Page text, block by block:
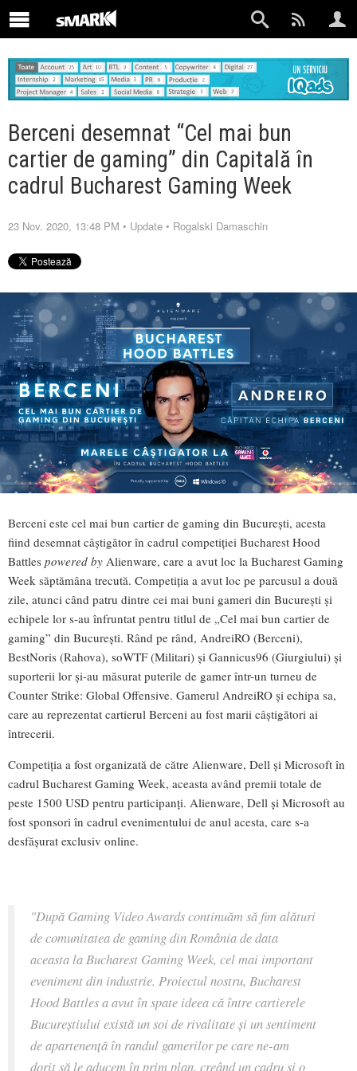
Berceni desemnat “Cel mai bun
cartier de gaming” din Capitală în
cadrul Bucharest Gaming Week
23 Nov. 2020, 13:48 PM • Update • Rogalski Damaschin
Berceni este cel mai bun cartier de gaming din București, acesta
fiind desemnat câștigător în cadrul competiției Bucharest Hood
Battles powered by Alienware, care a avut loc la Bucharest Gaming
Week săptămâna trecută. Competiția a avut loc pe parcusul a două
zile, atunci când patru dintre cei mai buni gameri din București și
echipele lor s-au înfruntat pentru titlul de „Cel mai bun cartier de
gaming” din București. Rând pe rând, AndreiRO (Berceni),
BestNoris (Rahova), soWTF (Militari) și Gannicus96 (Giurgiului) și
suporterii lor și-au măsurat puterile de gamer într-un turneu de
Counter Strike: Global Offensive. Gamerul AndreiRO și echipa sa,
care au reprezentat cartierul Berceni au fost marii câștigători ai
întrecerii.
Competiția a fost organizată de către Alienware, Dell și Microsoft în
cadrul Bucharest Gaming Week, aceasta având premii totale de
peste 1500 USD pentru participanți. Alienware, Dell și Microsoft au
fost sponsori în cadrul evenimentului de anul acesta, care s-a
desfășurat exclusiv online.
"După Gaming Video Awards continuăm să fim alături
de comunitatea de gaming din România de data
aceasta la Bucharest Gaming Week, cel mai important
eveniment din industrie. Proiectul nostru, Bucharest
Hood Battles a avut în spate ideea că între cartierele
Bucureștiului există un soi de rivalitate și un sentiment
de apartenență în randul gamerilor pe care ne-am
dorit să le aducem în prim plan, creând un cadru și o